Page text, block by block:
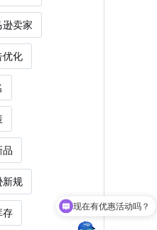
逊卖家
优化
品
新规
存
现在有优惠活动吗？